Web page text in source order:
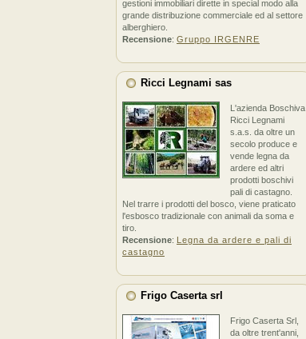
gestioni immobiliari dirette in special modo alla
grande distribuzione commerciale ed al settore
alberghiero.
Recensione: Gruppo IRGENRE
Ricci Legnami sas
L'azienda Boschiva
Ricci Legnami
s.a.s. da oltre un
secolo produce e
vende legna da
ardere ed altri
prodotti boschivi
pali di castagno.
Nel trarre i prodotti del bosco, viene praticato
l'esbosco tradizionale con animali da soma e
tiro.
Recensione: Legna da ardere e pali di
castagno
Frigo Caserta srl
Frigo Caserta Srl,
da oltre trent'anni,